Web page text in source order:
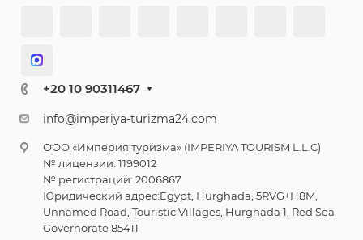
+20 10 90311467
info@imperiya-turizma24.com
ООО «Империя туризма» (IMPERIYA TOURISM L.L.C)
№ лицензии: 1199012
№ регистрации: 2006867
Юридический адрес:Egypt, Hurghada, 5RVG+H8M,
Unnamed Road, Touristic Villages, Hurghada 1, Red Sea
Governorate 85411